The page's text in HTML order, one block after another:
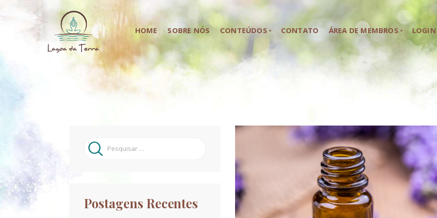
HOME SOBRE NÓS CONTEÚDOS CONTATO ÁREA DE MEMBROS LOGIN
HOME
SOBRE NÓS
CONTEÚDOS
ÁREA DE MEMBROS
Pesquisar
por:
Postagens Recentes